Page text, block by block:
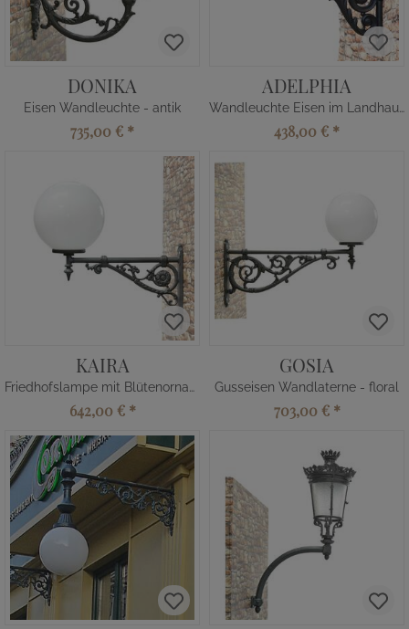
DONIKA
Eisen Wandleuchte - antik
735,00 € *
ADELPHIA
Wandleuchte Eisen im Landhaus-Stil
438,00 € *
KAIRA
Friedhofslampe mit Blütenornament
642,00 € *
GOSIA
Gusseisen Wandlaterne - floral
703,00 € *